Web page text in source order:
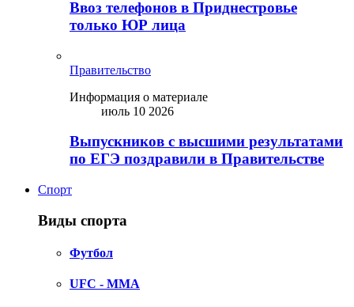
Ввоз телефонов в Приднестровье
только ЮР лица
Правительство
Информация о материале
июль 10 2026
Выпускников с высшими результатами
по ЕГЭ поздравили в Правительстве
Спорт
Виды спорта
Футбол
UFC - MMA